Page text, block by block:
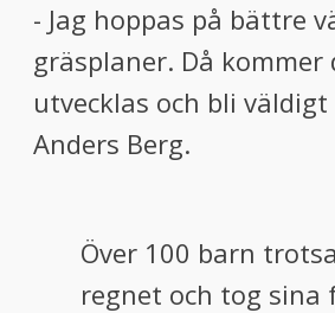
- Jag hoppas på bättre
gräsplaner. Då
utvecklas och bli
Anders Berg.
Över 100 barn
regnet och tog sina